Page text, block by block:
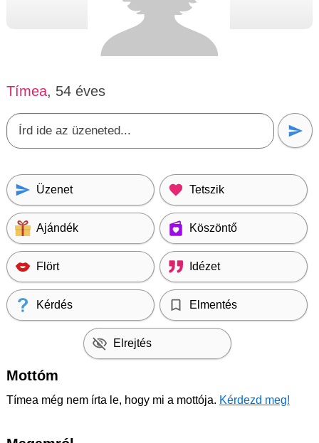
Tímea, 54 éves
Üzenet Tetszik
Ajándék Köszöntő
Flört Idézet
Kérdés Elmentés
Elrejtés
Mottóm
Tímea még nem írta le, hogy mi a mottója. Kérdezd meg!